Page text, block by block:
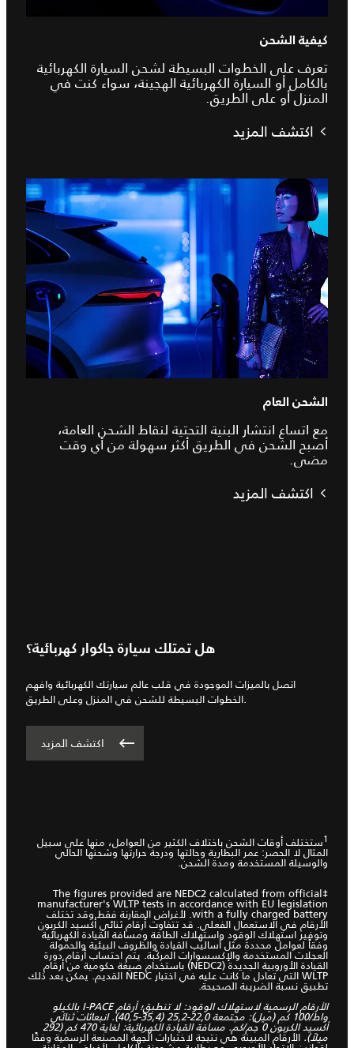
كيفية الشحن
تعرف على الخطوات البسيطة لشحن السيارة الكهربائية
بالكامل أو السيارة الكهربائية الهجينة، سواء كنت في
المنزل أو على الطريق.
اكتشف المزيد
الشحن العام
مع اتساع انتشار البنية التحتية لنقاط الشحن العامة،
أصبح الشحن في الطريق أكثر سهولة من أي وقت
مضى.
اكتشف المزيد
هل تمتلك سيارة جاكوار كهربائية؟
اتصل بالميزات الموجودة في قلب عالم سيارتك الكهربائية وافهم
الخطوات البسيطة للشحن في المنزل وعلى الطريق.
اكتشف المزيد
1ستختلف أوقات الشحن باختلاف الكثير من العوامل، منها على سبيل
المثال لا الحصر: عمر البطارية وحالتها ودرجة حرارتها وشحنها الحالي
والوسيلة المستخدمة ومدة الشحن.
‡The figures provided are NEDC2 calculated from official
manufacturer's WLTP tests in accordance with EU legislation
with a fully charged battery. لأغراض المقارنة فقط.وقد تختلف
الأرقام في الاستعمال الفعلي. قد تتفاوت أرقام ثنائي أكسيد الكربون
وتوفير استهلاك الوقود واستهلاك الطاقة ومسافة القيادة الكهربائية
وفقاً لعوامل محددة مثل أساليب القيادة والظروف البيئية والحمولة
العجلات المستخدمة والإكسسوارات المركّبة. يتم احتساب أرقام دورة
القيادة الأوروبية الجديدة (NEDC2) باستخدام صيغة حكومية من أرقام
WLTP التي تعادل ما كانت عليه في اختبار NEDC القديم. يمكن بعد ذلك
تطبيق نسبة الضريبة الصحيحة.
الأرقام الرسمية لاستهلاك الوقود: لا تنطبق؛ أرقام I-PACE بالكيلو
واط/100 كم (ميل): مجتمعة 22,0-25,2 (35,4-40,5). انبعاثات ثنائي
أكسيد الكربون 0 جم/كم. مسافة القيادة الكهربائية: لغاية 470 كم (292
ميلاً). الأرقام المبينة هي نتيجة لاختبارات الجهة المصنعة الرسمية وفقًا